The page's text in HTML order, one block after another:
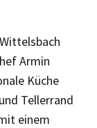
Armin
Küche
Tellerrand
einem